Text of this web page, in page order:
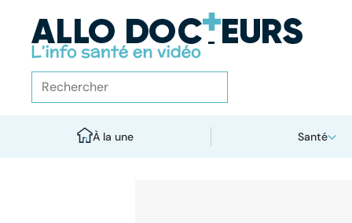
À la une Santé